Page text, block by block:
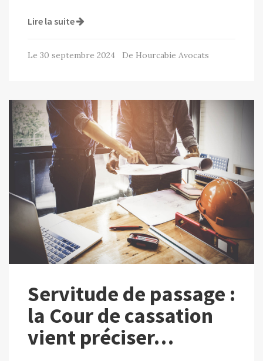
Lire la suite
Le 30 septembre 2024 De Hourcabie Avocats
Servitude de passage :
la Cour de cassation
vient préciser…